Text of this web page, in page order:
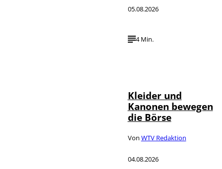
05.08.2026
4 Min.
Kleider und
Kanonen bewegen
die Börse
Von WTV Redaktion
04.08.2026